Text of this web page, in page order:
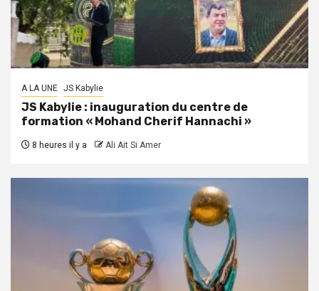
A LA UNE JS Kabylie
JS Kabylie : inauguration du centre de
formation « Mohand Cherif Hannachi »
8 heures il y a Ali Ait Si Amer